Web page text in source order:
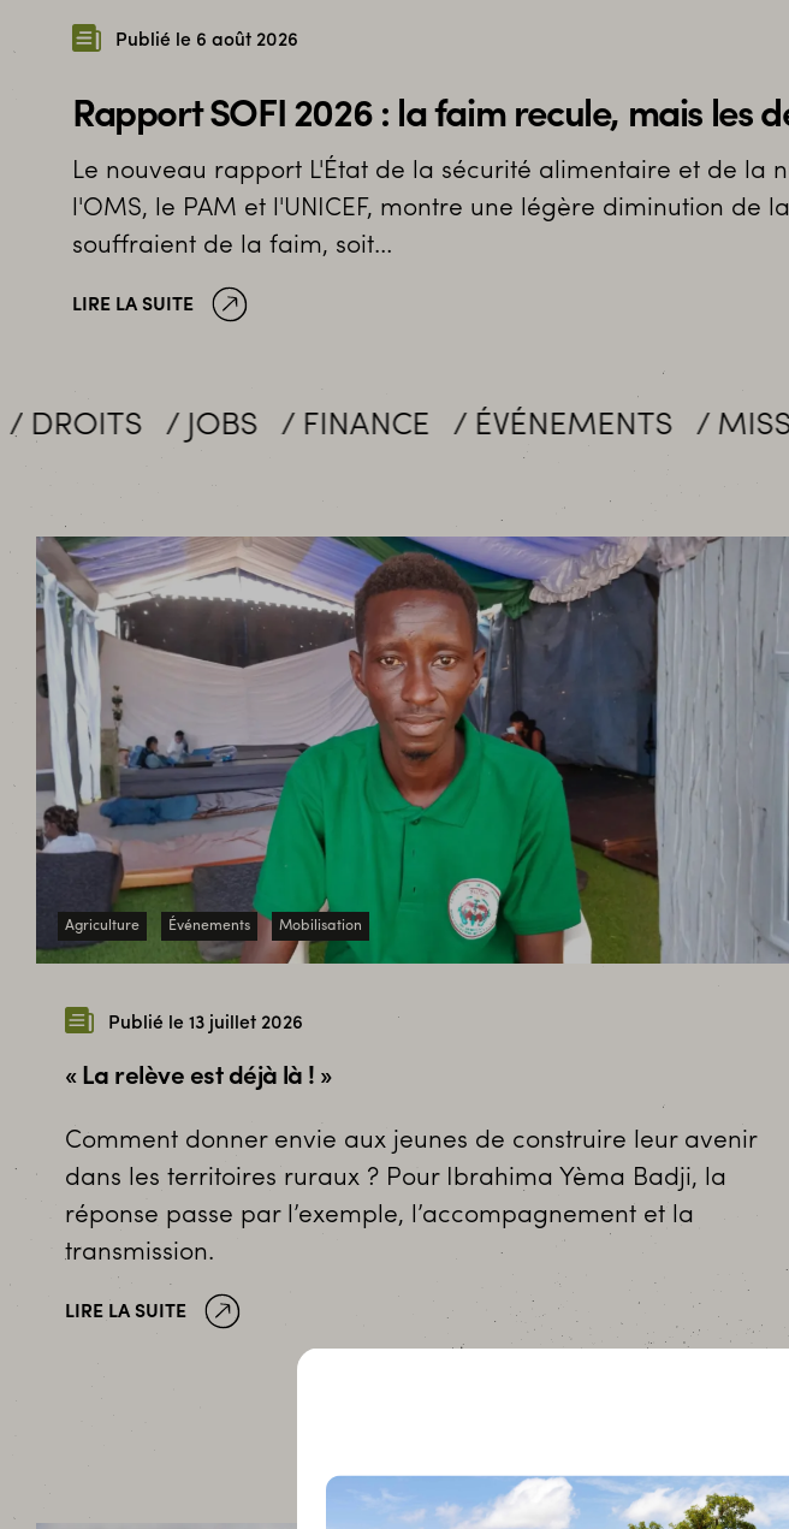
Publié le 6 août 2026
Rapport SOFI 2026 : la faim recule, mais les
Le nouveau rapport L'État de la sécurité alimentaire et de la
l'OMS, le PAM et l'UNICEF, montre une légère diminution
souffraient de la faim, soit…
LIRE LA SUITE
FINANCE ÉVÉNEMENTS MISSIONS
Agriculture Événements Mobilisation
Publié le 13 juillet 2026
« La relève est déjà là ! »
Comment donner envie aux jeunes de construire leur avenir
dans les territoires ruraux ? Pour Ibrahima Yèma Badji, la
réponse passe par l’exemple, l’accompagnement et la
transmission.
LIRE LA SUITE